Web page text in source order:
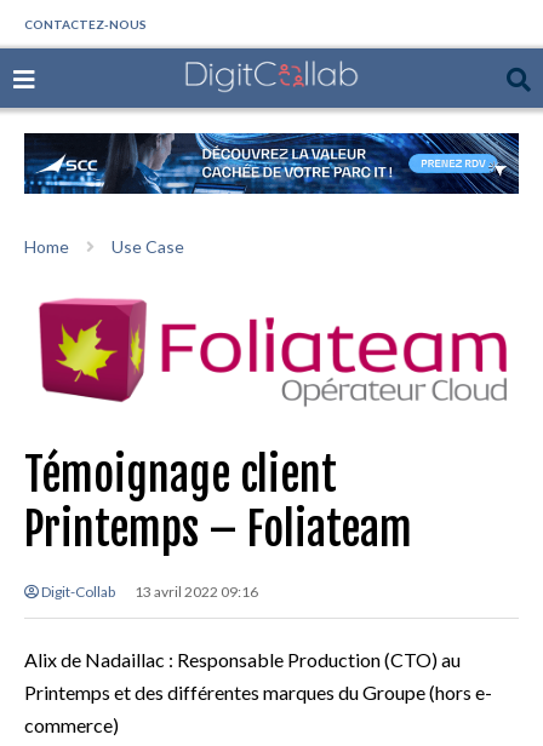
CONTACTEZ-NOUS
Home Use Case
Témoignage client
Printemps – Foliateam
Digit-Collab 13 avril 2022 09:16
Alix de Nadaillac : Responsable Production (CTO) au
Printemps et des différentes marques du Groupe (hors e-
commerce)